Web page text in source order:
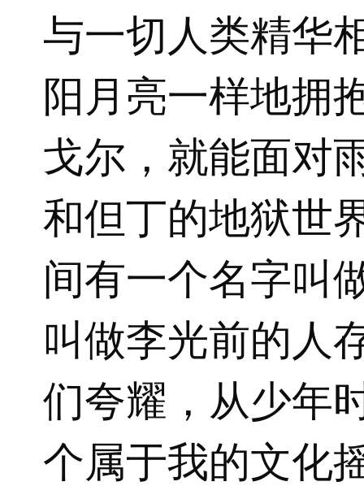
与一切人类精华
阳月亮一样地拥
戈尔，就能面对
和但丁的地狱世
间有一个名字叫
叫做李光前的人
们夸耀，从少年
个属于我的文化